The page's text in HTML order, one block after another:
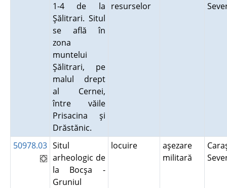
1-4 de la
Şălitrari. Situl
se află în
zona
muntelui
Şălitrari, pe
malul drept
al Cernei,
între văile
Prisacina şi
Drăstănic.
resurselor
50978.03 Situl
arheologic de
la Bocşa -
Gruniul
locuire
aşezare
militară